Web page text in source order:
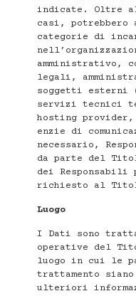
indicate. Oltre
casi, potrebbero
categorie di
amministrativo,
legali,
soggetti esterni
servizi tecnici
hosting
enzie di
necessario,
da parte del
dei Responsabili
richiesto al
Luogo
I Dati sono
operative del
luogo in cui le
trattamento
ulteriori